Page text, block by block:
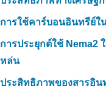
การใช้คาร์บอนอินทรีย์ใ
การประยุกต์ใช้ Nema2
หล่น
ประสิทธิภาพของสารอิน